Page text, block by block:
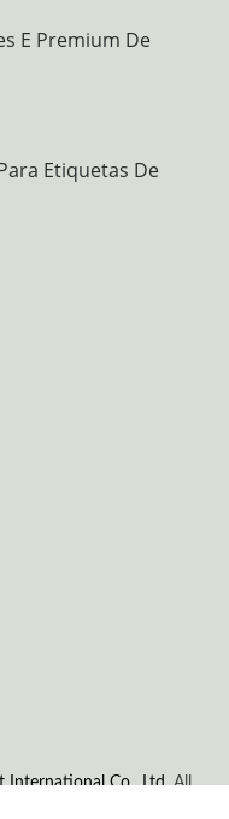
E Premium De
Etiquetas De
International Co., Ltd.All